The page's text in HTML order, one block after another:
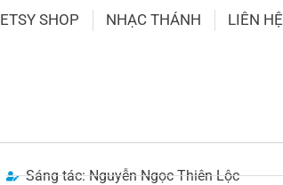
ETSY SHOP NHẠC THÁNH LIÊN HỆ
Sáng tác: Nguyễn Ngọc Thiên Lộc